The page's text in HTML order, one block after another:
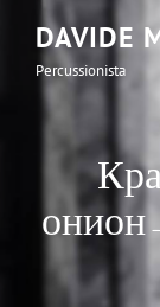
DAVIDE
Percussionista